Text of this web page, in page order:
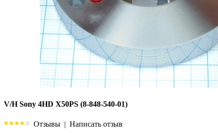
V/H Sony 4HD X50PS (8-848-540-01)
Отзывы | Написать отзыв